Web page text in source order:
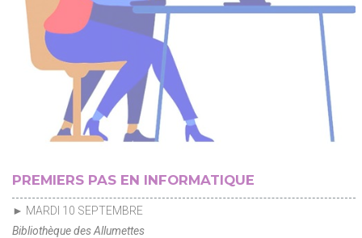
PREMIERS PAS EN INFORMATIQUE
► MARDI 10 SEPTEMBRE
Bibliothèque des Allumettes